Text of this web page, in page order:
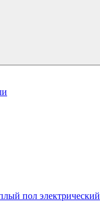
пол электрический